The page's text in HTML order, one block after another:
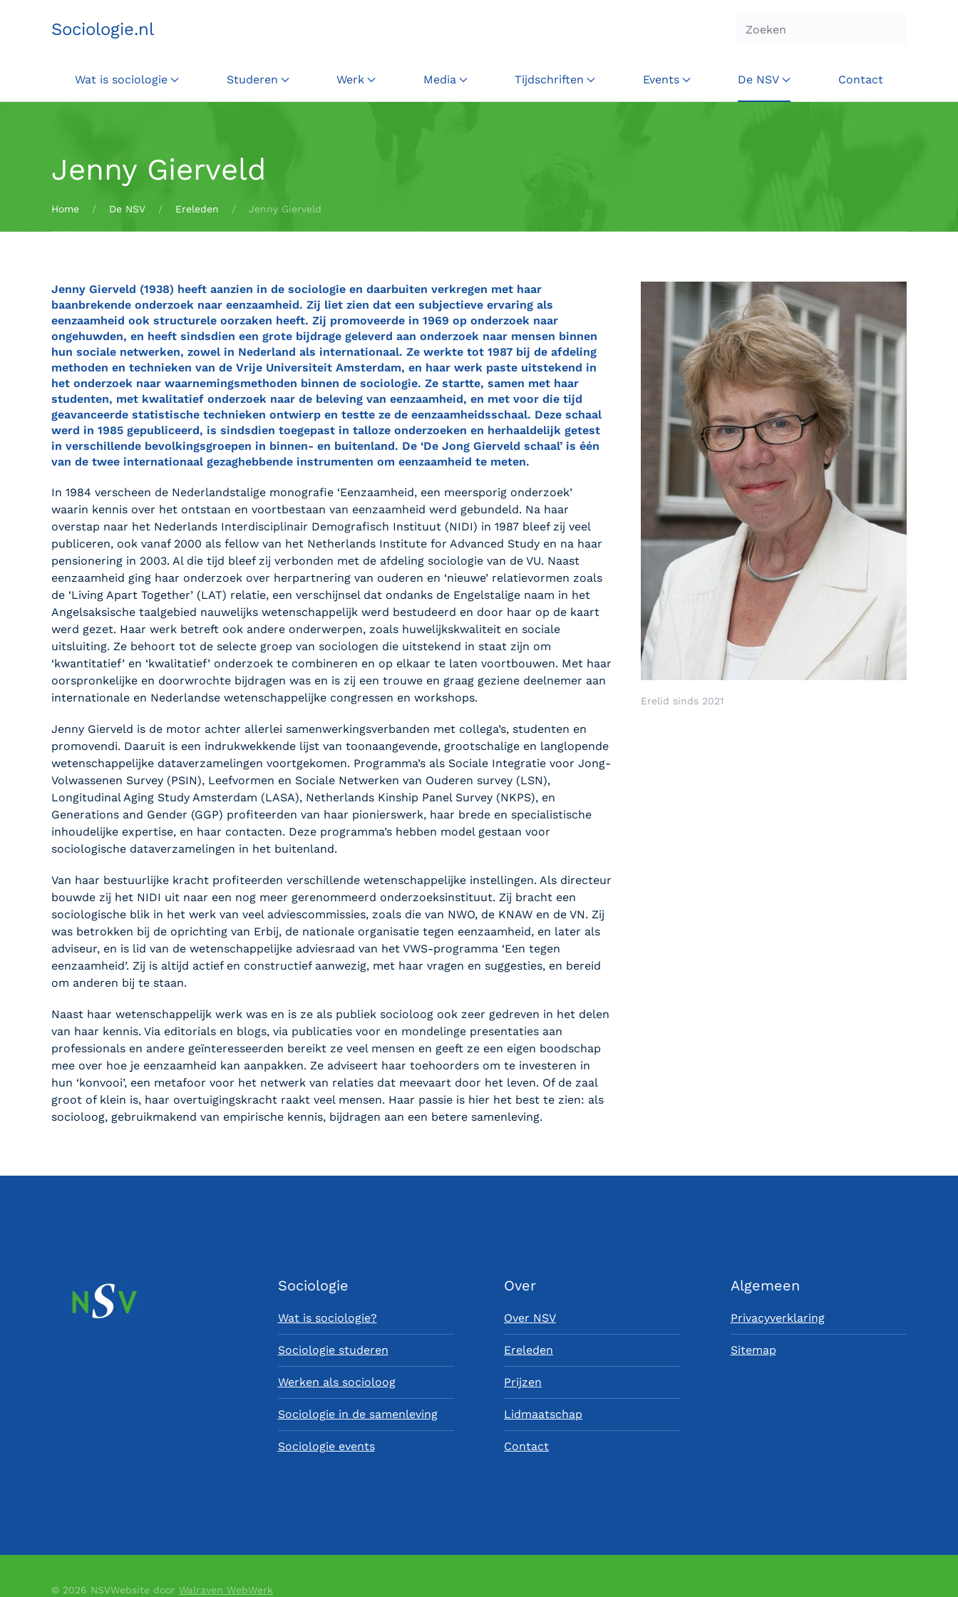
Terug naar hoofdinhoud
Sociologie.nl
Wat is sociologie Studeren Werk Media Tijdschriften Events De NSV Contact
Jenny Gierveld
Home De NSV Ereleden Jenny Gierveld
Jenny Gierveld (1938) heeft aanzien in de sociologie en daarbuiten verkregen met haar
baanbrekende onderzoek naar eenzaamheid. Zij liet zien dat een subjectieve ervaring als
eenzaamheid ook structurele oorzaken heeft. Zij promoveerde in 1969 op onderzoek naar
ongehuwden, en heeft sindsdien een grote bijdrage geleverd aan onderzoek naar mensen binnen
hun sociale netwerken, zowel in Nederland als internationaal. Ze werkte tot 1987 bij de afdeling
methoden en technieken van de Vrije Universiteit Amsterdam, en haar werk paste uitstekend in
het onderzoek naar waarnemingsmethoden binnen de sociologie. Ze startte, samen met haar
studenten, met kwalitatief onderzoek naar de beleving van eenzaamheid, en met voor die tijd
geavanceerde statistische technieken ontwierp en testte ze de eenzaamheidsschaal. Deze schaal
werd in 1985 gepubliceerd, is sindsdien toegepast in talloze onderzoeken en herhaaldelijk getest
in verschillende bevolkingsgroepen in binnen- en buitenland. De ‘De Jong Gierveld schaal’ is één
van de twee internationaal gezaghebbende instrumenten om eenzaamheid te meten.
In 1984 verscheen de Nederlandstalige monografie ‘Eenzaamheid, een meersporig onderzoek’
waarin kennis over het ontstaan en voortbestaan van eenzaamheid werd gebundeld. Na haar
overstap naar het Nederlands Interdisciplinair Demografisch Instituut (NIDI) in 1987 bleef zij veel
publiceren, ook vanaf 2000 als fellow van het Netherlands Institute for Advanced Study en na haar
pensionering in 2003. Al die tijd bleef zij verbonden met de afdeling sociologie van de VU. Naast
eenzaamheid ging haar onderzoek over herpartnering van ouderen en ‘nieuwe’ relatievormen zoals
de ‘Living Apart Together’ (LAT) relatie, een verschijnsel dat ondanks de Engelstalige naam in het
Angelsaksische taalgebied nauwelijks wetenschappelijk werd bestudeerd en door haar op de kaart
werd gezet. Haar werk betreft ook andere onderwerpen, zoals huwelijkskwaliteit en sociale
uitsluiting. Ze behoort tot de selecte groep van sociologen die uitstekend in staat zijn om
‘kwantitatief’ en ‘kwalitatief’ onderzoek te combineren en op elkaar te laten voortbouwen. Met haar
oorspronkelijke en doorwrochte bijdragen was en is zij een trouwe en graag geziene deelnemer aan
internationale en Nederlandse wetenschappelijke congressen en workshops.
Jenny Gierveld is de motor achter allerlei samenwerkingsverbanden met collega’s, studenten en
promovendi. Daaruit is een indrukwekkende lijst van toonaangevende, grootschalige en langlopende
wetenschappelijke dataverzamelingen voortgekomen. Programma’s als Sociale Integratie voor Jong-
Volwassenen Survey (PSIN), Leefvormen en Sociale Netwerken van Ouderen survey (LSN),
Longitudinal Aging Study Amsterdam (LASA), Netherlands Kinship Panel Survey (NKPS), en
Generations and Gender (GGP) profiteerden van haar pionierswerk, haar brede en specialistische
inhoudelijke expertise, en haar contacten. Deze programma’s hebben model gestaan voor
sociologische dataverzamelingen in het buitenland.
Van haar bestuurlijke kracht profiteerden verschillende wetenschappelijke instellingen. Als directeur
bouwde zij het NIDI uit naar een nog meer gerenommeerd onderzoeksinstituut. Zij bracht een
sociologische blik in het werk van veel adviescommissies, zoals die van NWO, de KNAW en de VN. Zij
was betrokken bij de oprichting van Erbij, de nationale organisatie tegen eenzaamheid, en later als
adviseur, en is lid van de wetenschappelijke adviesraad van het VWS-programma ‘Een tegen
eenzaamheid’. Zij is altijd actief en constructief aanwezig, met haar vragen en suggesties, en bereid
om anderen bij te staan.
Naast haar wetenschappelijk werk was en is ze als publiek socioloog ook zeer gedreven in het delen
van haar kennis. Via editorials en blogs, via publicaties voor en mondelinge presentaties aan
professionals en andere geïnteresseerden bereikt ze veel mensen en geeft ze een eigen boodschap
mee over hoe je eenzaamheid kan aanpakken. Ze adviseert haar toehoorders om te investeren in
hun ‘konvooi’, een metafoor voor het netwerk van relaties dat meevaart door het leven. Of de zaal
groot of klein is, haar overtuigingskracht raakt veel mensen. Haar passie is hier het best te zien: als
socioloog, gebruikmakend van empirische kennis, bijdragen aan een betere samenleving.
Erelid sinds 2021
Sociologie
Wat is sociologie?
Sociologie studeren
Werken als socioloog
Sociologie in de samenleving
Sociologie events
Over
Over NSV
Ereleden
Prijzen
Lidmaatschap
Contact
Algemeen
Privacyverklaring
Sitemap
© 2026 NSVWebsite door Walraven WebWerk